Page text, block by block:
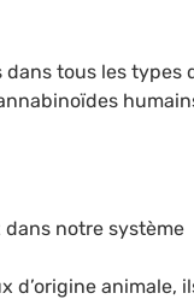
dans tous les types
notre système
d’origine animale,